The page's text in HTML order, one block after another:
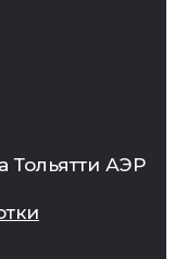
Тольятти АЭР